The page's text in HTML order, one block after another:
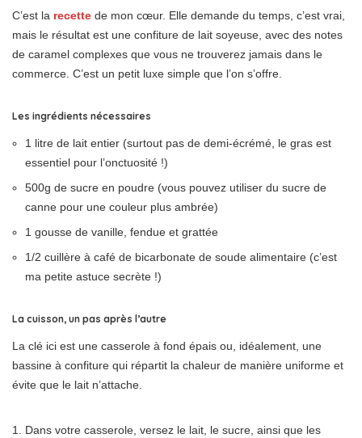
C’est la recette de mon cœur. Elle demande du temps, c’est vrai,
mais le résultat est une confiture de lait soyeuse, avec des notes
de caramel complexes que vous ne trouverez jamais dans le
commerce. C’est un petit luxe simple que l’on s’offre.
Les ingrédients nécessaires
1 litre de lait entier (surtout pas de demi-écrémé, le gras est
essentiel pour l’onctuosité !)
500g de sucre en poudre (vous pouvez utiliser du sucre de
canne pour une couleur plus ambrée)
1 gousse de vanille, fendue et grattée
1/2 cuillère à café de bicarbonate de soude alimentaire (c’est
ma petite astuce secrète !)
La cuisson, un pas après l’autre
La clé ici est une casserole à fond épais ou, idéalement, une
bassine à confiture qui répartit la chaleur de manière uniforme et
évite que le lait n’attache.
Dans votre casserole, versez le lait, le sucre, ainsi que les